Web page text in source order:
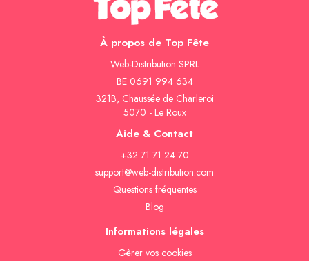
À propos de Top Fête
Web-Distribution SPRL
BE 0691 994 634
321B, Chaussée de Charleroi
5070 - Le Roux
Aide & Contact
+32 71 71 24 70
support@web-distribution.com
Questions fréquentes
Blog
Informations légales
Gèrer vos cookies